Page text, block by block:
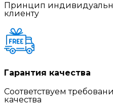
Принцип
клиенту
Гарантия качества
Соответствуем
качества